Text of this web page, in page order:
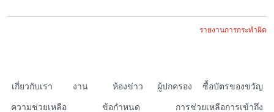
รายงานการกระทำผิด
เกี่ยวกับเรา งาน ห้องข่าว ผู้ปกครอง
ซื้อบัตรของขวัญ
ความช่วยเหลือ
ข้อกำหนด การช่วยเหลือการเข้าถึง